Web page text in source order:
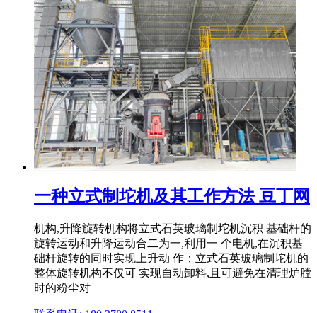
一种立式制坨机及其工作方法 豆丁网
机构,升降旋转机构将立式石英玻璃制坨机沉积 基础杆的
旋转运动和升降运动合二为一,利用一 个电机,在沉积基
础杆旋转的同时实现上升动 作；立式石英玻璃制坨机的
整体旋转机构不仅可 实现自动卸料,且可避免在清理炉膛
时的粉尘对